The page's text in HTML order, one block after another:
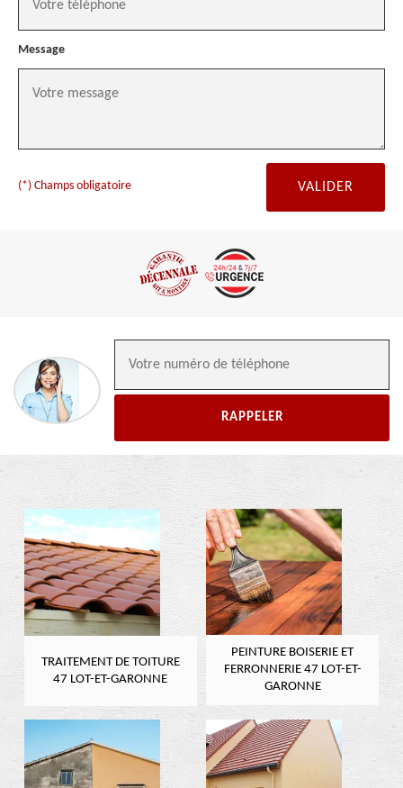
Message
(*) Champs obligatoire
TRAITEMENT DE TOITURE
47 LOT-ET-GARONNE
PEINTURE BOISERIE ET
FERRONNERIE 47 LOT-ET-
GARONNE